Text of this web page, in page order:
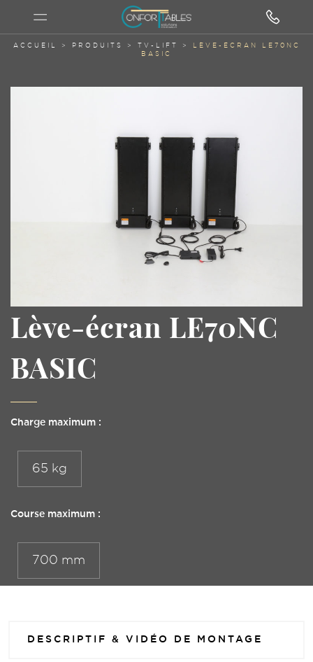
ACCUEIL > PRODUITS > TV-LIFT >
LÈVE-ÉCRAN LE70NC
BASIC
Lève-écran LE70NC
BASIC
Charge maximum :
65 kg
Course maximum :
700 mm
DESCRIPTIF & VIDÉO DE MONTAGE